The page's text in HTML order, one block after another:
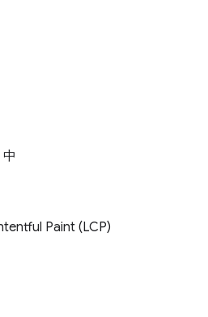
Paint (LCP)